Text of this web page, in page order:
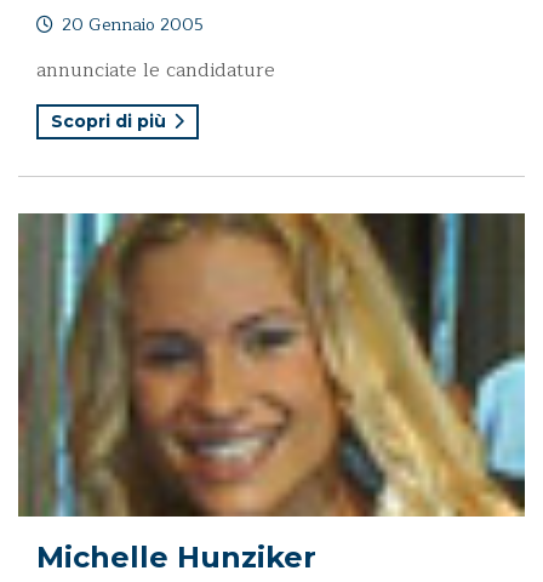
20 Gennaio 2005
annunciate le candidature
Scopri di più
Michelle Hunziker